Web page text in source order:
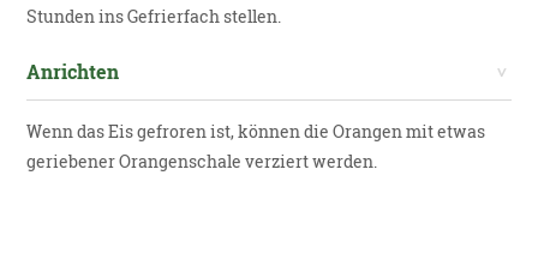
Stunden ins Gefrierfach stellen.
Anrichten
Wenn das Eis gefroren ist, können die Orangen mit etwas
geriebener Orangenschale verziert werden.